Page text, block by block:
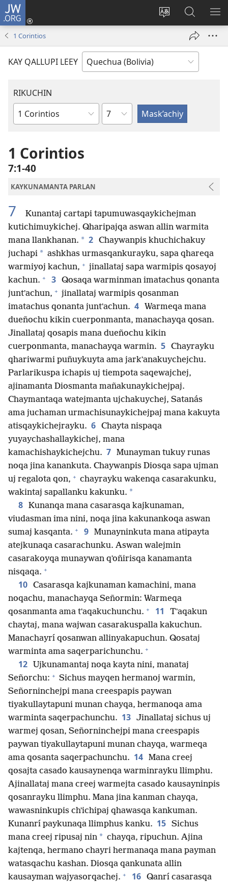
JW.ORG
Change
language
Yaykunapaj
(opens
JW.ORG
nisqapi
1 Corintios
KAY QALLUPI LEEY
RIKUCHIN
Bibliamanta
Capítulo
1 Corintios
7:1-40
KAYKUNAMANTA PARLAN
7
Kunantaj cartapi tapumuwasqaykichejman
kutichimuykichej. Qharipajqa aswan allin warmita
mana llankhanan. * 2 Chaywanpis khuchichakuy
juchapi * ashkhas urmasqankurayku, sapa qhareqa
warmiyoj kachun, + jinallataj sapa warmipis qosayoj
kachun. + 3 Qosaqa warminman imatachus qonanta
juntʼachun, + jinallataj warmipis qosanman
imatachus qonanta juntʼachun. 4 Warmeqa mana
dueñochu kikin cuerponmanta, manachayqa qosan.
Jinallataj qosapis mana dueñochu kikin
cuerponmanta, manachayqa warmin. 5 Chayrayku
qhariwarmi puñuykuyta ama jarkʼanakuychejchu.
Parlarikuspa ichapis uj tiempota saqewajchej,
ajinamanta Diosmanta mañakunaykichejpaj.
Chaymantaqa watejmanta ujchakuychej, Satanás
ama juchaman urmachisunaykichejpaj mana kakuyta
atisqaykichejrayku. 6 Chayta nispaqa
yuyaychashallaykichej, mana
kamachishaykichejchu. 7 Munayman tukuy runas
noqa jina kanankuta. Chaywanpis Diosqa sapa ujman
uj regalota qon, + chayrayku wakenqa casarakunku,
wakintaj sapallanku kakunku. *
8 Kunanqa mana casarasqa kajkunaman,
viudasman ima nini, noqa jina kakunankoqa aswan
sumaj kasqanta. + 9 Munayninkuta mana atipayta
atejkunaqa casarachunku. Aswan walejmin
casarakoyqa munaywan qʼoñirisqa kanamanta
nisqaqa. +
10 Casarasqa kajkunaman kamachini, mana
noqachu, manachayqa Señormin: Warmeqa
qosanmanta ama tʼaqakuchunchu. + 11
Tʼaqakun
chaytaj, mana wajwan casarakuspalla kakuchun.
Manachayrí qosanwan allinyakapuchun. Qosataj
warminta ama saqerparichunchu. +
12
Ujkunamantaj noqa kayta nini, manataj
Señorchu: + Sichus mayqen hermanoj warmin,
Señorninchejpi mana creespapis paywan
tiyakullaytapuni munan chayqa, hermanoqa ama
warminta saqerpachunchu. 13 Jinallataj sichus uj
warmej qosan, Señorninchejpi mana creespapis
paywan tiyakullaytapuni munan chayqa, warmeqa
ama qosanta saqerpachunchu. 14 Mana creej
qosajta casado kausaynenqa warminrayku llimphu.
Ajinallataj mana creej warmejta casado kausayninpis
qosanrayku llimphu. Mana jina kanman chayqa,
wawasninkupis chʼichipaj qhawasqa kankuman.
Kunanrí paykunaqa llimphus kanku. 15 Sichus
mana creej ripusaj nin * chayqa, ripuchun. Ajina
kajtenqa, hermano chayri hermanaqa mana payman
watasqachu kashan. Diosqa qankunata allin
kausayman wajyasorqachej. + 16 Qanrí casarasqa